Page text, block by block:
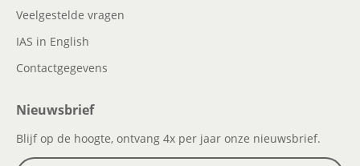
Veelgestelde vragen
IAS in English
Contactgegevens
Nieuwsbrief
Blijf op de hoogte, ontvang 4x per jaar onze nieuwsbrief.